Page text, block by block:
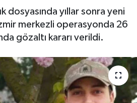
dosyasında yıllar sonra yeni
merkezli operasyonda 26
gözaltı kararı verildi.